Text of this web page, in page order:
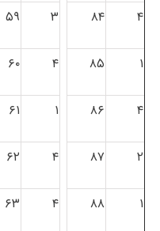
۴ ۸۴ ۳ ۵۹
۱ ۸۵ ۴ ۶۰
۴ ۸۶ ۱ ۶۱
۲ ۸۷ ۴ ۶۲
۱ ۸۸ ۴ ۶۳